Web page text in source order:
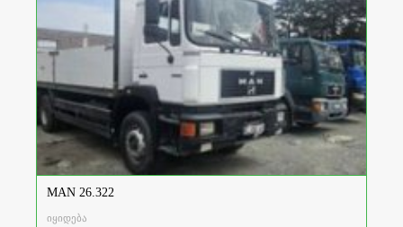
MAN 26.322
იყიდება